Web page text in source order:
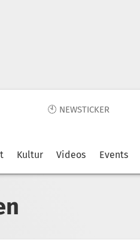
🕙 NEWSTICKER
Kultur Videos Events